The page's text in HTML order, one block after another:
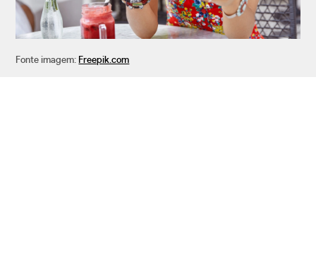
Fonte imagem: Freepik.com